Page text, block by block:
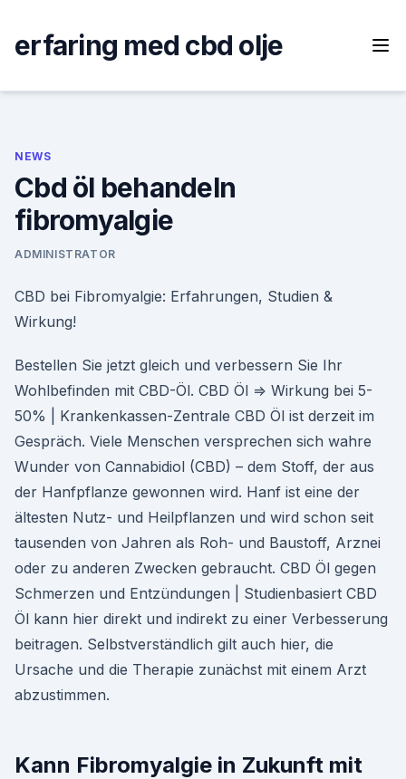
content
erfaring med cbd olje
NEWS
Cbd öl behandeln
fibromyalgie
ADMINISTRATOR
CBD bei Fibromyalgie: Erfahrungen, Studien &
Wirkung!
Bestellen Sie jetzt gleich und verbessern Sie Ihr
Wohlbefinden mit CBD-Öl. CBD Öl ⇒ Wirkung bei 5-
50% | Krankenkassen-Zentrale CBD Öl ist derzeit im
Gespräch. Viele Menschen versprechen sich wahre
Wunder von Cannabidiol (CBD) – dem Stoff, der aus
der Hanfpflanze gewon­nen wird. Hanf ist eine der
ältesten Nutz- und Heilpflanzen und wird schon seit
tausenden von Jahren als Roh- und Baustoff, Arznei
oder zu anderen Zwecken gebraucht. CBD Öl gegen
Schmerzen und Entzündungen | Studienbasiert CBD
Öl kann hier direkt und indirekt zu einer Verbesserung
beitragen. Selbstverständlich gilt auch hier, die
Ursache und die Therapie zunächst mit einem Arzt
abzustimmen.
Kann Fibromyalgie in Zukunft mit